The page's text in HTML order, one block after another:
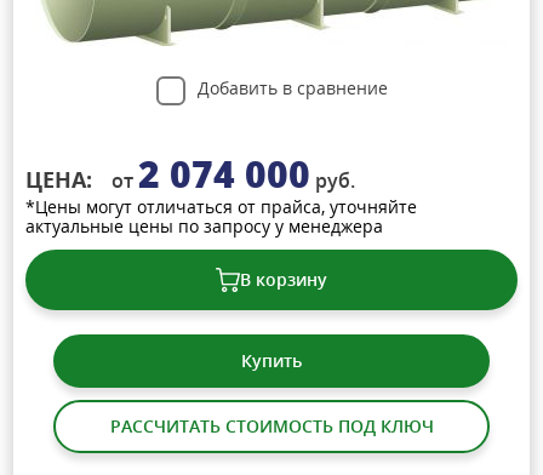
Добавить в сравнение
ЦЕНА: от2 074 000 руб.
*Цены могут отличаться от прайса, уточняйте
актуальные цены по запросу у менеджера
В корзину
Купить
РАССЧИТАТЬ СТОИМОСТЬ ПОД КЛЮЧ